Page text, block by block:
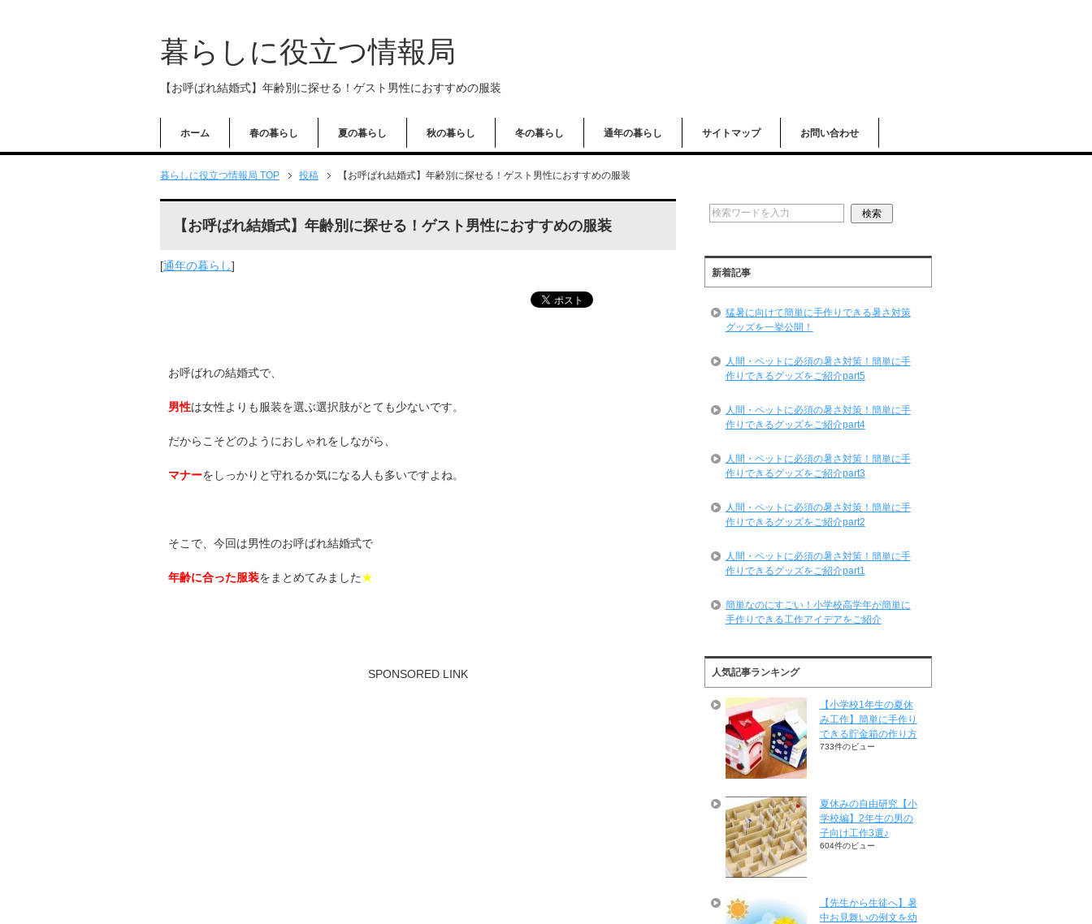
暮らしに役立つ情報局
【お呼ばれ結婚式】年齢別に探せる！ゲスト男性におすすめの服装
ホーム 春の暮らし 夏の暮らし 秋の暮らし 冬の暮らし 通年の暮らし サイトマップ お問い合わせ
暮らしに役立つ情報局 TOP 投稿 【お呼ばれ結婚式】年齢別に探せる！ゲスト男性におすすめの服装
【お呼ばれ結婚式】年齢別に探せる！ゲスト男性におすすめの服装
[通年の暮らし]
お呼ばれの結婚式で、
男性は女性よりも服装を選ぶ選択肢がとても少ないです。
だからこそどのようにおしゃれをしながら、
マナーをしっかりと守れるか気になる人も多いですよね。
そこで、今回は男性のお呼ばれ結婚式で
年齢に合った服装をまとめてみました★
SPONSORED LINK
新着記事
猛暑に向けて簡単に手作りできる暑さ対策
グッズを一挙公開！
人間・ペットに必須の暑さ対策！簡単に手
作りできるグッズをご紹介part5
人間・ペットに必須の暑さ対策！簡単に手
作りできるグッズをご紹介part4
人間・ペットに必須の暑さ対策！簡単に手
作りできるグッズをご紹介part3
人間・ペットに必須の暑さ対策！簡単に手
作りできるグッズをご紹介part2
人間・ペットに必須の暑さ対策！簡単に手
作りできるグッズをご紹介part1
簡単なのにすごい！小学校高学年が簡単に
手作りできる工作アイデアをご紹介
人気記事ランキング
【小学校1年生の夏休
み工作】簡単に手作り
できる貯金箱の作り方
733件のビュー
夏休みの自由研究【小
学校編】2年生の男の
子向け工作3選♪
604件のビュー
【先生から生徒へ】暑
中お見舞いの例文を幼